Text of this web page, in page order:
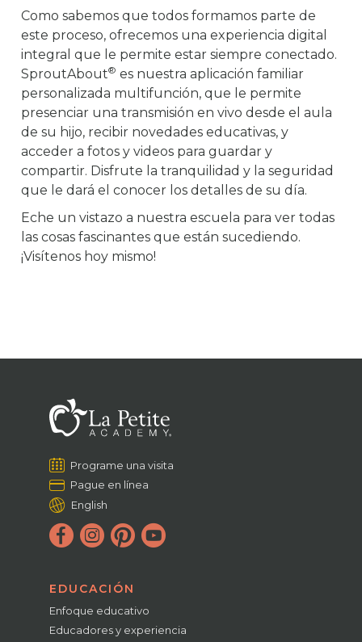
Como sabemos que todos formamos parte de
este proceso, ofrecemos una experiencia digital
integral que le permite estar siempre conectado.
SproutAbout® es nuestra aplicación familiar
personalizada multifunción, que le permite
presenciar una transmisión en vivo desde el aula
de su hijo, recibir novedades educativas, y
acceder a fotos y videos para guardar y
compartir. Disfrute la tranquilidad y la seguridad
que le dará el conocer los detalles de su día.
Eche un vistazo a nuestra escuela para ver todas
las cosas fascinantes que están sucediendo.
¡Visítenos hoy mismo!
Programe una visita
Pague en línea
English
EDUCACIÓN
Enfoque educativo
Educadores y experiencia